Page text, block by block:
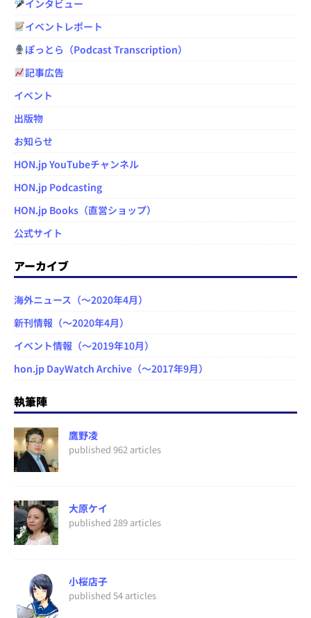
インタビュー
イベントレポート
ぽっとら（Podcast Transcription）
記事広告
イベント
出版物
お知らせ
HON.jp YouTubeチャンネル
HON.jp Podcasting
HON.jp Books（直営ショップ）
公式サイト
アーカイブ
海外ニュース（～2020年4月）
新刊情報（～2020年4月）
イベント情報（～2019年10月）
hon.jp DayWatch Archive（～2017年9月）
執筆陣
鷹野凌
published 962 articles
大原ケイ
published 289 articles
小桜店子
published 54 articles